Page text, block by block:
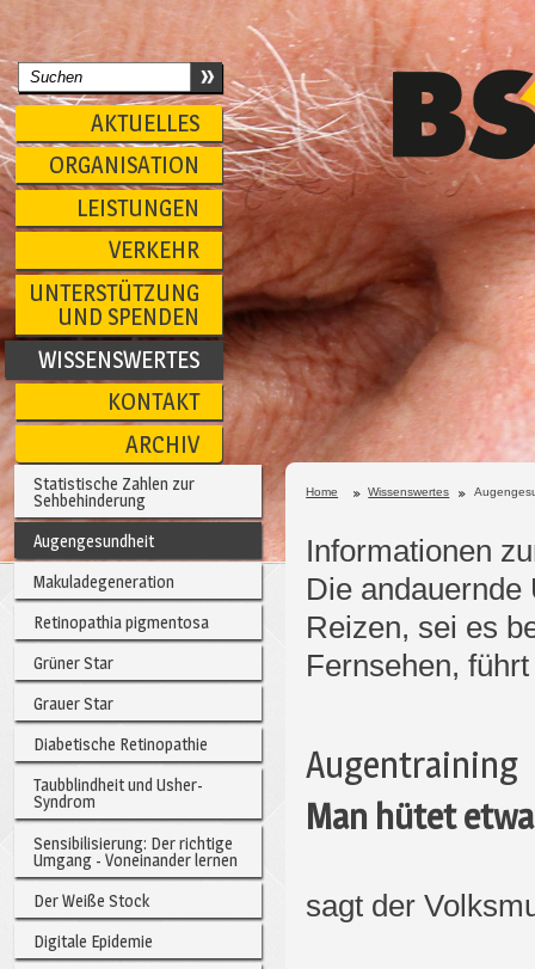
AKTUELLES
ORGANISATION
LEISTUNGEN
VERKEHR
UNTERSTÜTZUNG
UND SPENDEN
WISSENSWERTES
KONTAKT
ARCHIV
Statistische Zahlen zur
Sehbehinderung
Augengesundheit
Makuladegeneration
Retinopathia pigmentosa
Grüner Star
Grauer Star
Diabetische Retinopathie
Taubblindheit und Usher-
Syndrom
Sensibilisierung: Der richtige
Umgang - Voneinander lernen
Der Weiße Stock
Digitale Epidemie
Home Wissenswertes
Informationen
Die
Reizen, sei es
Fernsehen,
Augentraining
Man hütet
sagt der